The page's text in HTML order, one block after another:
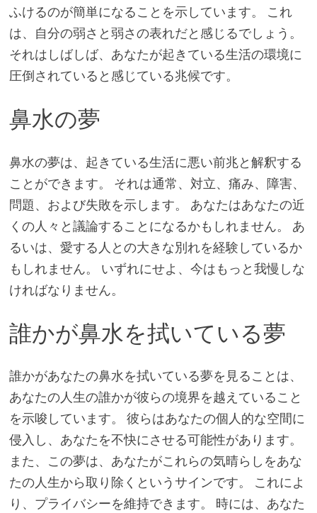
ふけるのが簡単になることを示しています。 これ
は、自分の弱さと弱さの表れだと感じるでしょう。
それはしばしば、あなたが起きている生活の環境に
圧倒されていると感じている兆候です。
鼻水の夢
鼻水の夢は、起きている生活に悪い前兆と解釈する
ことができます。 それは通常、対立、痛み、障害、
問題、および失敗を示します。 あなたはあなたの近
くの人々と議論することになるかもしれません。 あ
るいは、愛する人との大きな別れを経験しているか
もしれません。 いずれにせよ、今はもっと我慢しな
ければなりません。
誰かが鼻水を拭いている夢
誰かがあなたの鼻水を拭いている夢を見ることは、
あなたの人生の誰かが彼らの境界を越えていること
を示唆しています。 彼らはあなたの個人的な空間に
侵入し、あなたを不快にさせる可能性があります。
また、この夢は、あなたがこれらの気晴らしをあな
たの人生から取り除くというサインです。 これによ
り、プライバシーを維持できます。 時には、あなた